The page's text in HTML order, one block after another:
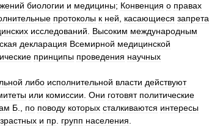
биологии и медицины; Конвенция о правах
протоколы к ней касающиеся запрета
исследований Высоким международным
декларация Всемирной медицинской
принципы проведения научных
либо исполнительной власти действуют
или комиссии Они готовят политические
Б по поводу которых сталкиваются интересы
и пр групп населения